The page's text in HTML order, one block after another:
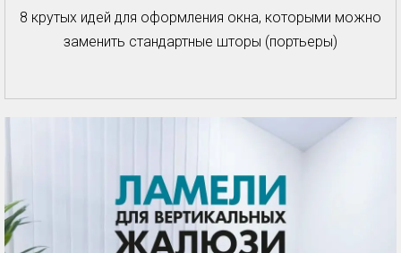
8 крутых идей для оформления окна, которыми можно
заменить стандартные шторы (портьеры)